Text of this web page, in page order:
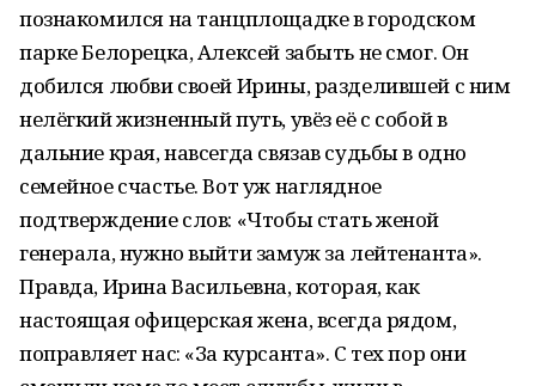
познакомился на танцплощадке в городском
парке Белорецка, Алексей забыть не смог. Он
добился любви своей Ирины, разделившей с ним
нелёгкий жизненный путь, увёз её с собой в
дальние края, навсегда связав судьбы в одно
семейное счастье. Вот уж наглядное
подтверждение слов: «Чтобы стать женой
генерала, нужно выйти замуж за лейтенанта».
Правда, Ирина Васильевна, которая, как
настоящая офицерская жена, всегда рядом,
поправляет нас: «За курсанта». С тех пор они